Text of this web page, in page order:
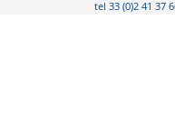
tel 33 (0)2 41 37